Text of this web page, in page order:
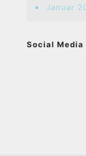
Januar
Social Media